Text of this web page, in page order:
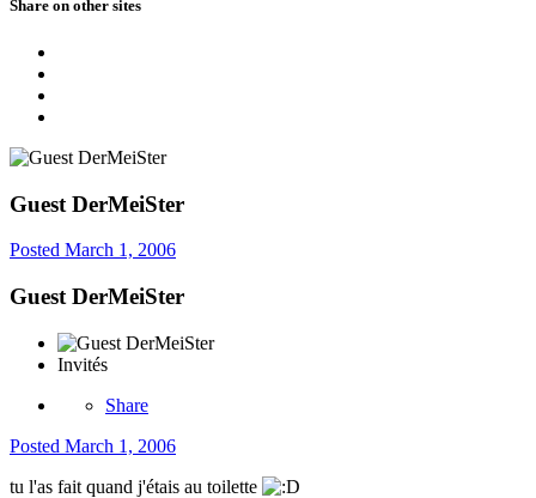
Share on other sites
Guest DerMeiSter
Posted March 1, 2006
Guest DerMeiSter
Invités
Share
Posted March 1, 2006
tu l'as fait quand j'étais au toilette